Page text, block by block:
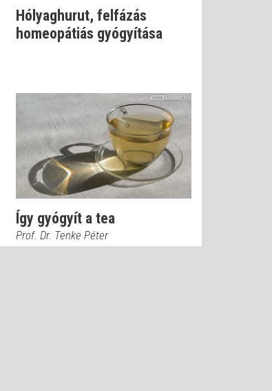
Hólyaghurut, felfázás
homeopátiás gyógyítása
Így gyógyít a tea
Prof. Dr. Tenke Péter